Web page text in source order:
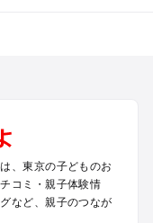
かけ
プールお出かけ
プールお出かけ
ルお出かけ
島のプールお出かけ
、東京の子どものお
コミ・親子体験情
など、親子のつなが